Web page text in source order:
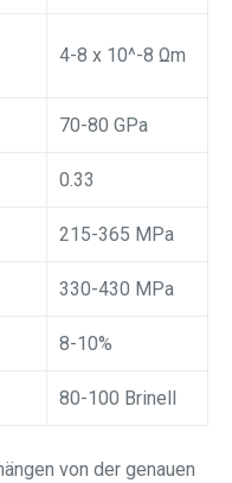
4-8 x 10^-8 Ωm
70-80 GPa
0.33
215-365 MPa
330-430 MPa
8-10%
80-100 Brinell
von der genauen